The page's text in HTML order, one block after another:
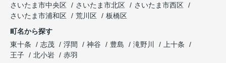
さいたま市中央区
さいたま市北区
さいたま市西区
さいたま市浦和区
荒川区
板橋区
町名から探す
東十条
志茂 浮間 神谷 豊島 滝野川
上十条
王子
北小岩
赤羽